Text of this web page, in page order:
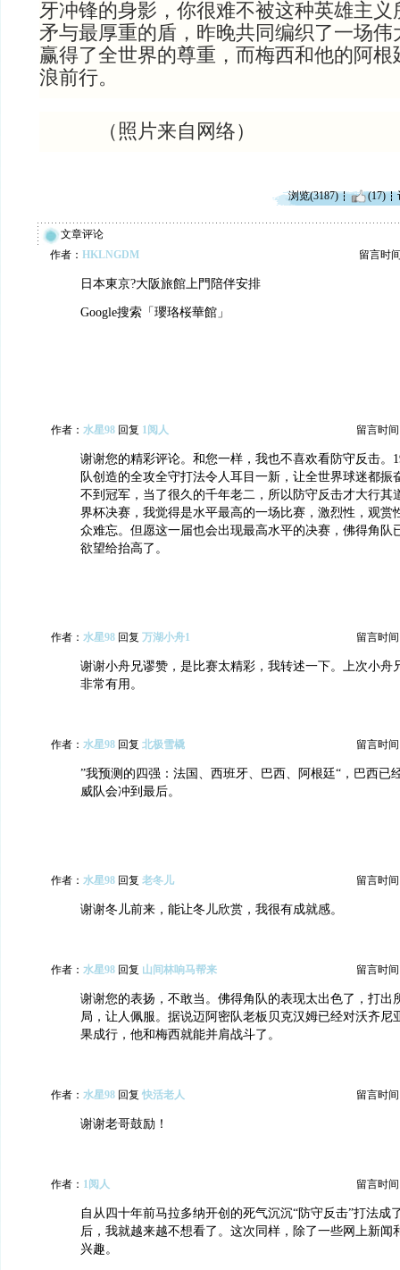
牙冲锋的身影，你很难不被这种英雄主
矛与最厚重的盾，昨晚共同编织了一场
赢得了全世界的尊重，而梅西和他的阿
浪前行。
（照片来自网络）
浏览(3187) (17)
文章评论
作者： HKLNGDM 留言时
日本東京?大阪旅館上門陪伴安排
Google搜索「瓔珞桜華館」
作者： 水星98 回复 1阅人 留言时间
谢谢您的精彩评论。和您一样，我也不喜欢看防守反击。
队创造的全攻全守打法令人耳目一新，让全世界球迷都振
不到冠军，当了很久的千年老二，所以防守反击才大行其
界杯决赛，我觉得是水平最高的一场比赛，激烈性，观赏
众难忘。但愿这一届也会出现最高水平的决赛，佛得角队
欲望给抬高了。
作者： 水星98 回复 万湖小舟1 留言时间
谢谢小舟兄谬赞，是比赛太精彩，我转述一下。上次小舟
非常有用。
作者： 水星98 回复 北极雪橇 留言时间
”我预测的四强：法国、西班牙、巴西、阿根廷“，巴西已
威队会冲到最后。
作者： 水星98 回复 老冬儿 留言时间
谢谢冬儿前来，能让冬儿欣赏，我很有成就感。
作者： 水星98 回复 山间林响马帮来 留言时间
谢谢您的表扬，不敢当。佛得角队的表现太出色了，打出
局，让人佩服。据说迈阿密队老板贝克汉姆已经对沃齐尼
果成行，他和梅西就能并肩战斗了。
作者： 水星98 回复 快活老人 留言时间
谢谢老哥鼓励！
作者： 1阅人 留言时间
自从四十年前马拉多纳开创的死气沉沉“防守反击”打法成
后，我就越来越不想看了。这次同样，除了一些网上新闻
兴趣。